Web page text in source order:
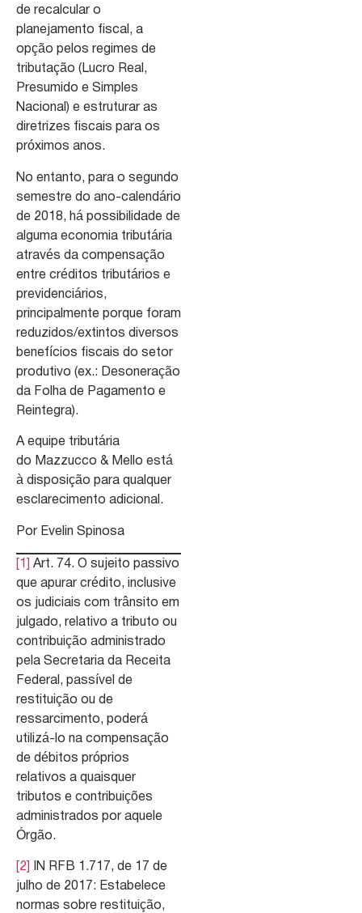
de recalcular o
planejamento fiscal, a
opção pelos regimes de
tributação (Lucro Real,
Presumido e Simples
Nacional) e estruturar as
diretrizes fiscais para os
próximos anos.
No entanto, para o segundo
semestre do ano-calendário
de 2018, há possibilidade de
alguma economia tributária
através da compensação
entre créditos tributários e
previdenciários,
principalmente porque foram
reduzidos/extintos diversos
benefícios fiscais do setor
produtivo (ex.: Desoneração
da Folha de Pagamento e
Reintegra).
A equipe tributária
do Mazzucco & Mello está
à disposição para qualquer
esclarecimento adicional.
Por Evelin Spinosa
[1]
Art. 74. O sujeito passivo
que apurar crédito, inclusive
os judiciais com trânsito em
julgado, relativo a tributo ou
contribuição administrado
pela Secretaria da Receita
Federal, passível de
restituição ou de
ressarcimento, poderá
utilizá-lo na compensação
de débitos próprios
relativos a quaisquer
tributos e contribuições
administrados por aquele
Órgão.
[2]
IN RFB 1.717, de 17 de
julho de 2017: Estabelece
normas sobre restituição,